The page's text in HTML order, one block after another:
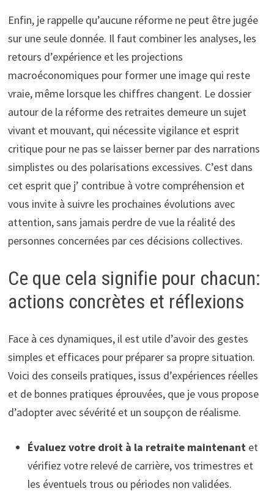
Enfin, je rappelle qu’aucune réforme ne peut être jugée
sur une seule donnée. Il faut combiner les analyses, les
retours d’expérience et les projections
macroéconomiques pour former une image qui reste
vraie, même lorsque les chiffres changent. Le dossier
autour de la réforme des retraites demeure un sujet
vivant et mouvant, qui nécessite vigilance et esprit
critique pour ne pas se laisser berner par des narrations
simplistes ou des polarisations excessives. C’est dans
cet esprit que j’ contribue à votre compréhension et
vous invite à suivre les prochaines évolutions avec
attention, sans jamais perdre de vue la réalité des
personnes concernées par ces décisions collectives.
Ce que cela signifie pour chacun:
actions concrètes et réflexions
Face à ces dynamiques, il est utile d’avoir des gestes
simples et efficaces pour préparer sa propre situation.
Voici des conseils pratiques, issus d’expériences réelles
et de bonnes pratiques éprouvées, que je vous propose
d’adopter avec sévérité et un soupçon de réalisme.
Évaluez votre droit à la retraite maintenantet
vérifiez votre relevé de carrière, vos trimestres et
les éventuels trous ou périodes non validées.